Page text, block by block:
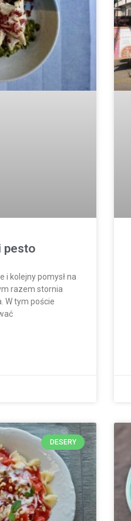
pesto
i kolejny pomysł na
razem stornia
W tym poście
DESERY